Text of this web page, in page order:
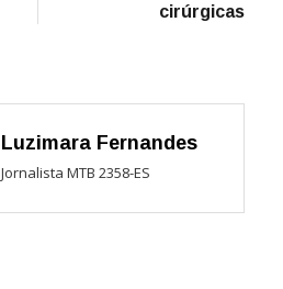
cirúrgicas
Luzimara Fernandes
Jornalista MTB 2358-ES